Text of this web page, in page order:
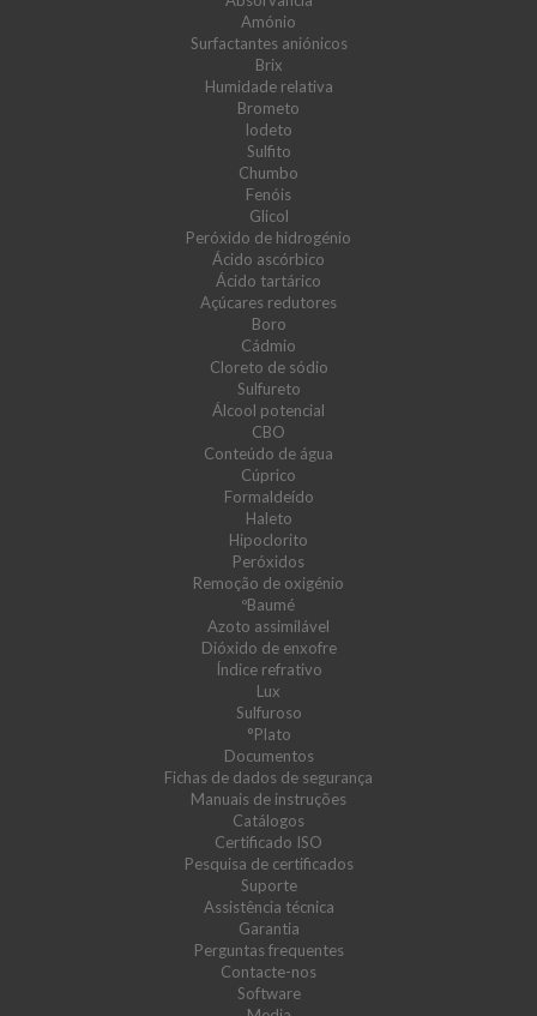
Amónio
Surfactantes aniónicos
Brix
Humidade relativa
Brometo
Iodeto
Sulfito
Chumbo
Fenóis
Glicol
Peróxido de hidrogénio
Ácido ascórbico
Ácido tartárico
Açúcares redutores
Boro
Cádmio
Cloreto de sódio
Sulfureto
Álcool potencial
CBO
Conteúdo de água
Cúprico
Formaldeído
Haleto
Hipoclorito
Peróxidos
Remoção de oxigénio
ºBaumé
Azoto assimilável
Dióxido de enxofre
Índice refrativo
Lux
Sulfuroso
°Plato
Documentos
Fichas de dados de segurança
Manuais de instruções
Catálogos
Certificado ISO
Pesquisa de certificados
Suporte
Assistência técnica
Garantia
Perguntas frequentes
Contacte-nos
Software